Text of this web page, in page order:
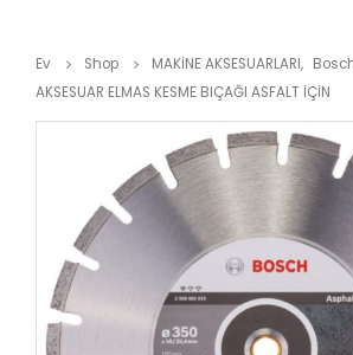
Ev Shop MAKİNE AKSESUARLARI,
AKSESUAR ELMAS KESME BIÇAĞI ASFALT İÇİN